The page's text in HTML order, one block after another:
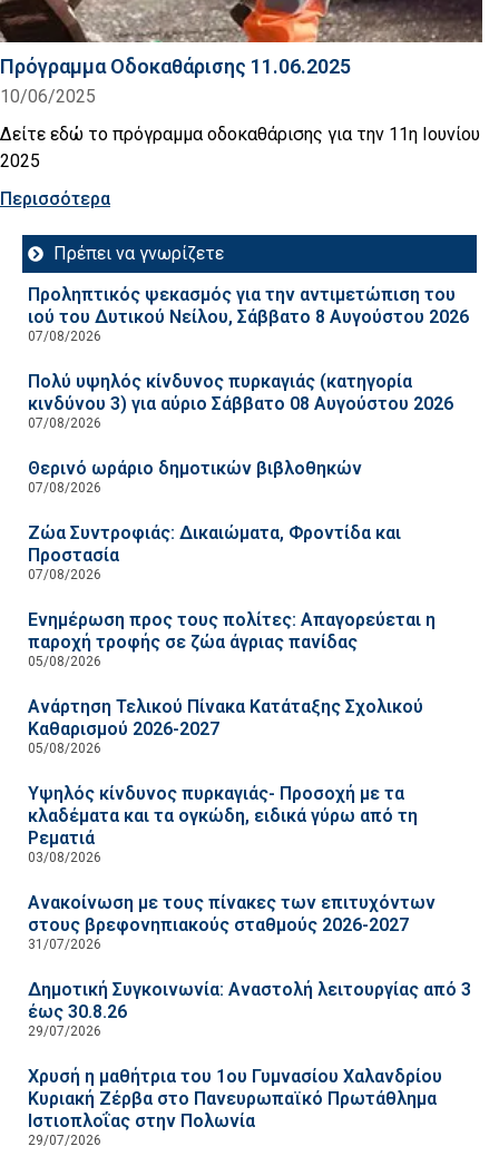
Πρόγραμμα Οδοκαθάρισης 11.06.2025
10/06/2025
Δείτε εδώ το πρόγραμμα οδοκαθάρισης για την 11η Ιουνίου
2025
Περισσότερα
Πρέπει να γνωρίζετε
Προληπτικός ψεκασμός για την αντιμετώπιση του
ιού του Δυτικού Νείλου, Σάββατο 8 Αυγούστου 2026
07/08/2026
Πολύ υψηλός κίνδυνος πυρκαγιάς (κατηγορία
κινδύνου 3) για αύριο Σάββατο 08 Αυγούστου 2026
07/08/2026
Θερινό ωράριο δημοτικών βιβλοθηκών
07/08/2026
Ζώα Συντροφιάς: Δικαιώματα, Φροντίδα και
Προστασία
07/08/2026
Ενημέρωση προς τους πολίτες: Απαγορεύεται η
παροχή τροφής σε ζώα άγριας πανίδας
05/08/2026
Ανάρτηση Τελικού Πίνακα Κατάταξης Σχολικού
Καθαρισμού 2026-2027
05/08/2026
Υψηλός κίνδυνος πυρκαγιάς- Προσοχή με τα
κλαδέματα και τα ογκώδη, ειδικά γύρω από τη
Ρεματιά
03/08/2026
Ανακοίνωση με τους πίνακες των επιτυχόντων
στους βρεφονηπιακούς σταθμούς 2026-2027
31/07/2026
Δημοτική Συγκοινωνία: Αναστολή λειτουργίας από 3
έως 30.8.26
29/07/2026
Χρυσή η μαθήτρια του 1ου Γυμνασίου Χαλανδρίου
Κυριακή Ζέρβα στο Πανευρωπαϊκό Πρωτάθλημα
Ιστιοπλοΐας στην Πολωνία
29/07/2026